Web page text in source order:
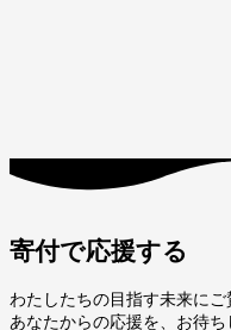
寄付で応援する
わたしたちの目指す未来に
あなたからの応援を、お待ち